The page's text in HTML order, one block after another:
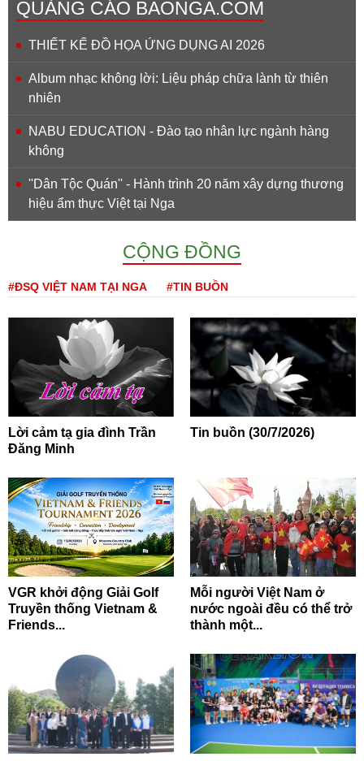
QUẢNG CÁO BAONGA.COM
THIẾT KẾ ĐỒ HỌA ỨNG DỤNG AI 2026
Album nhạc không lời: Liệu pháp chữa lành từ thiên
nhiên
NABU EDUCATION - Đào tạo nhân lực ngành hàng
không
''Dân Tộc Quán'' - Hành trình 20 năm xây dựng thương
hiệu ẩm thực Việt tại Nga
CỘNG ĐỒNG
#ĐSQ VIỆT NAM TẠI NGA #TIN BUỒN
Lời cảm tạ gia đình Trần
Đăng Minh
Tin buồn (30/7/2026)
VGR khởi động Giải Golf
Truyền thống Vietnam &
Friends...
Mỗi người Việt Nam ở
nước ngoài đều có thể trở
thành một...